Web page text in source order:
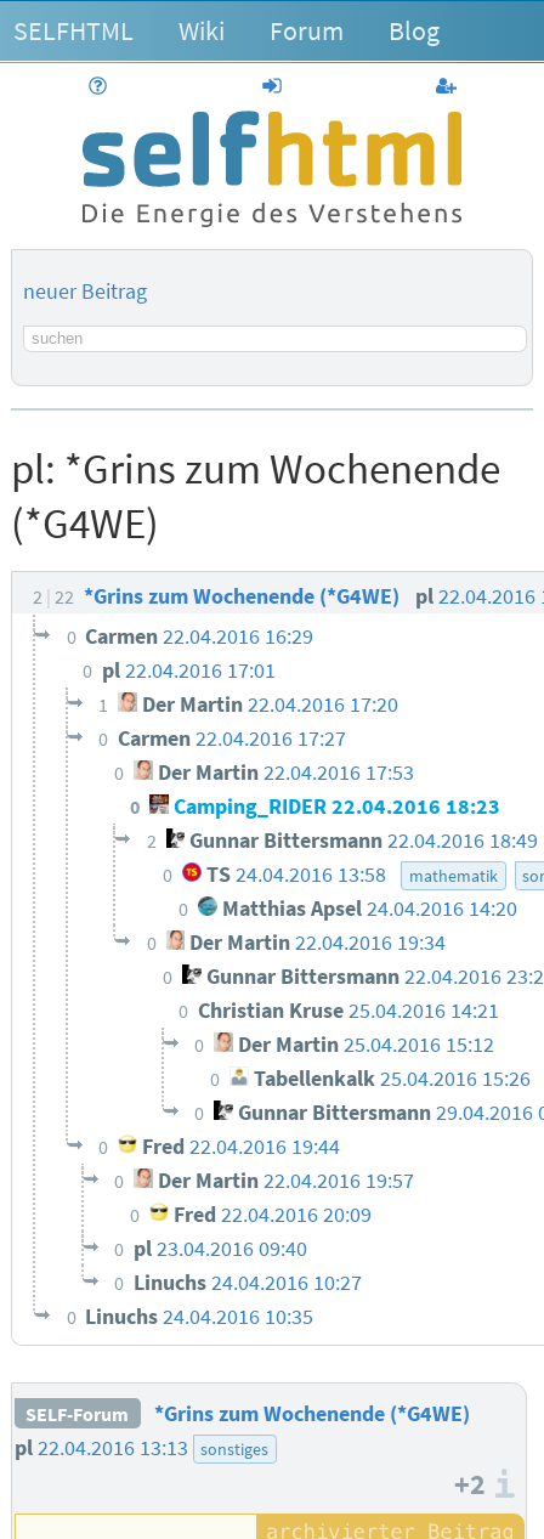
SELFHTML Wiki Forum Blog
anmelden
neuer Beitrag
Suchbegriff
pl: *Grins zum Wochenende
(*G4WE)
2 22 *Grins zum Wochenende (*G4WE) pl22.04.2016
0 Carmen22.04.2016 16:29
0 pl22.04.2016 17:01
1 Der Martin22.04.2016 17:20
0 Carmen22.04.2016 17:27
0 Der Martin22.04.2016 17:53
0 Camping_RIDER22.04.2016 18:23
2 Gunnar Bittersmann22.04.2016 18:49
0 TS 24.04.2016 13:58 mathematik
0 Matthias Apsel24.04.2016 14:20
0 Der Martin22.04.2016 19:34
0 Gunnar Bittersmann 22.04.2016
0 Christian Kruse25.04.2016 14:21
0 Der Martin25.04.2016 15:12
0 Tabellenkalk25.04.2016 15:26
0 Gunnar Bittersmann29.04.2016
0 Fred 22.04.2016 19:44
0 Der Martin22.04.2016 19:57
0 Fred 22.04.2016 20:09
0 pl23.04.2016 09:40
0 Linuchs24.04.2016 10:27
0 Linuchs24.04.2016 10:35
SELF-Forum
*Grins zum Wochenende (*G4WE)
pl22.04.2016 13:13 sonstiges
+2